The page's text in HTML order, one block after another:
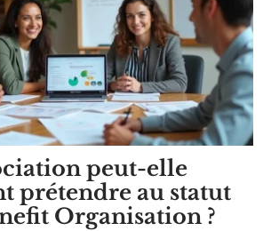
peut-elle
prétendre au statut
Organisation ?